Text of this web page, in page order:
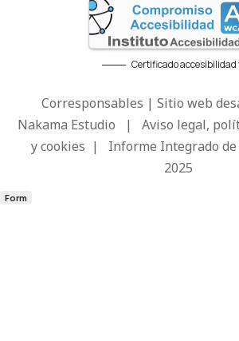
Certificado accesibilidad
Corresponsables | Sitio web
Nakama Estudio | Aviso legal,
y cookies | Informe Integrado
2025
Form